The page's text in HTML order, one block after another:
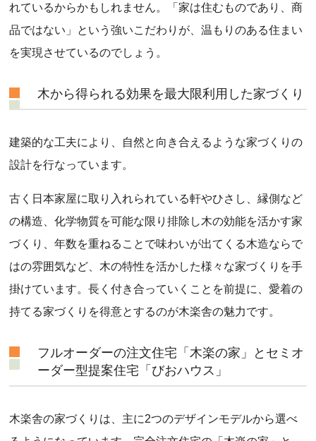
れているからかもしれません。「家は住むものであり、商
品ではない」という強いこだわりが、温もりのある住まい
を実現させているのでしょう。
木から得られる効果を最大限利用した家づくり
建築的な工夫により、自然と向き合えるような家づくりの
設計を行なっています。
古く日本家屋に取り入れられている軒やひさし、縁側など
の構造、化学物質を可能な限り排除し木の効能を活かす家
づくり、年数を重ねることで味わいが出てくる木造ならで
はの雰囲気など、木の特性を活かした様々な家づくりを手
掛けています。長く付き合っていくことを前提に、愛着の
持てる家づくりを得意とするのが木楽舎の魅力です。
フルオーダーの注文住宅「木楽の家」とセミオ
ーダー型提案住宅「びおハウス」
木楽舎の家づくりは、主に2つのデザインモデルから選べ